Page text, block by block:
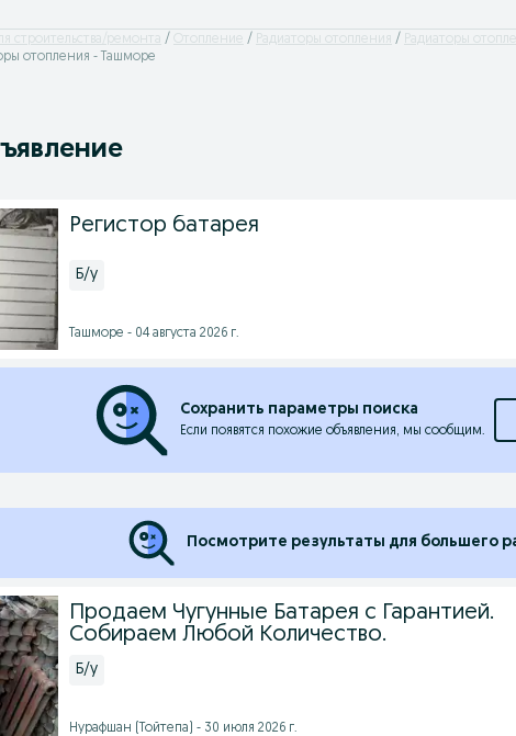
строительства/ремонта Отопление Радиаторы отопления
Радиаторы
отопления - Ташморе
Регистор батарея
Б/у
Ташморе - 04 августа 2026 г.
Сохранить параметры поиска
Если появятся похожие объявления, мы сообщим.
Посмотрите результаты для большего
Продаем Чугунные Батарея с Гарантией.
Собираем Любой Количество.
Б/у
Нурафшан (Тойтепа) - 30 июля 2026 г.